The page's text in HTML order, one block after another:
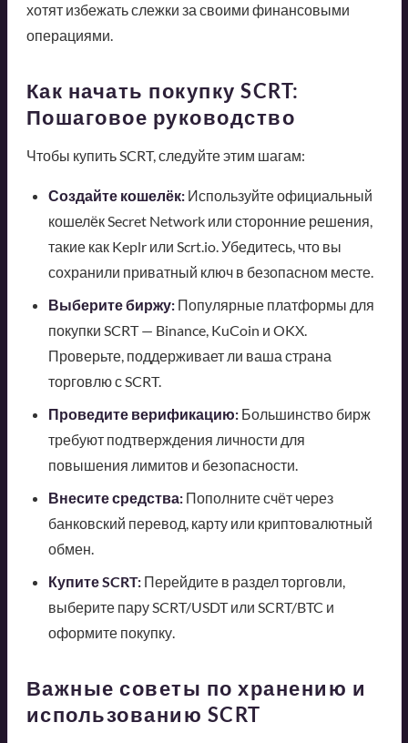
хотят избежать слежки за своими финансовыми
операциями.
Как начать покупку SCRT:
Пошаговое руководство
Чтобы купить SCRT, следуйте этим шагам:
Создайте кошелёк:Используйте официальный
кошелёк Secret Network или сторонние решения,
такие как Keplr или Scrt.io. Убедитесь, что вы
сохранили приватный ключ в безопасном месте.
Выберите биржу:Популярные платформы для
покупки SCRT — Binance, KuCoin и OKX.
Проверьте, поддерживает ли ваша страна
торговлю с SCRT.
Проведите верификацию:Большинство бирж
требуют подтверждения личности для
повышения лимитов и безопасности.
Внесите средства:Пополните счёт через
банковский перевод, карту или криптовалютный
обмен.
Купите SCRT:Перейдите в раздел торговли,
выберите пару SCRT/USDT или SCRT/BTC и
оформите покупку.
Важные советы по хранению и
использованию SCRT